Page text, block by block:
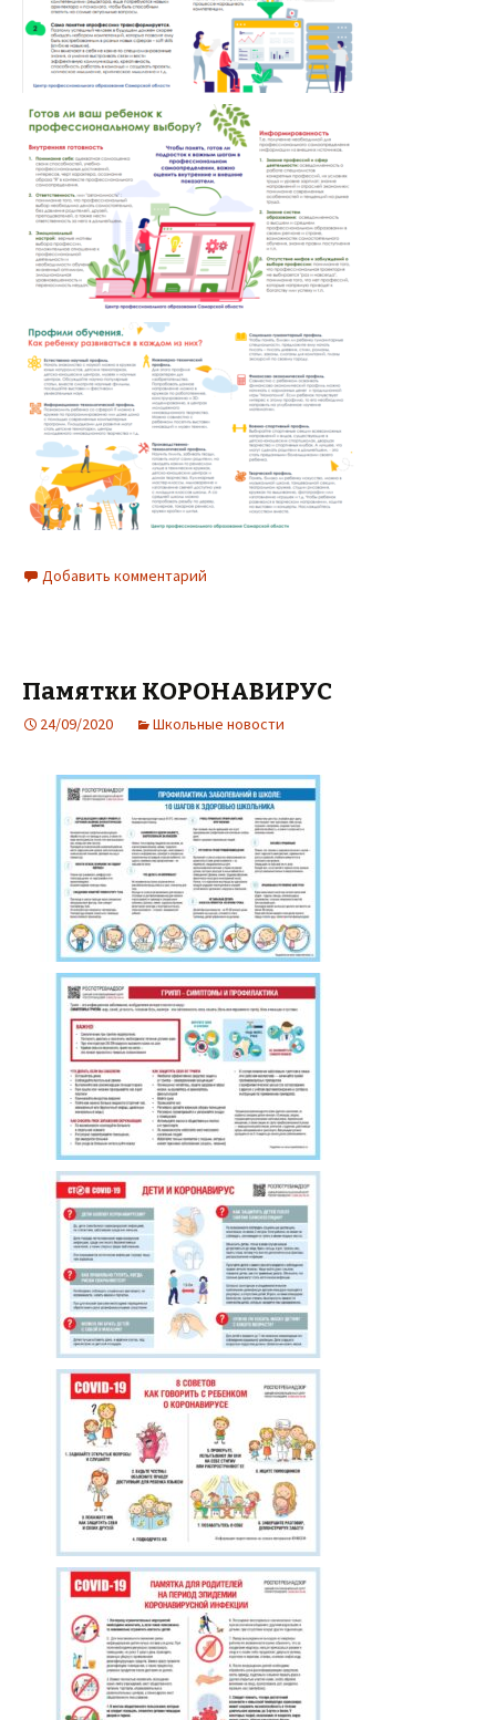
Добавить комментарий
Памятки КОРОНАВИРУС
24/09/2020 Школьные новости